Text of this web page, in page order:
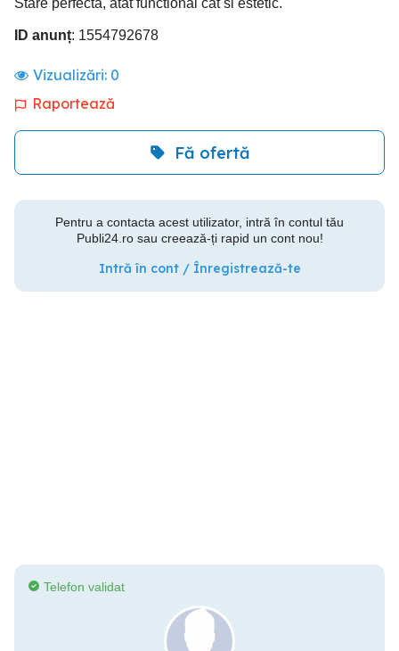
Stare perfecta, atat functional cat si estetic.
ID anunț: 1554792678
Vizualizări: 0
Raportează
Fă ofertă
Pentru a contacta acest utilizator, intră în contul tău
Publi24.ro sau creează-ți rapid un cont nou!
Intră în cont / Înregistrează-te
Telefon validat